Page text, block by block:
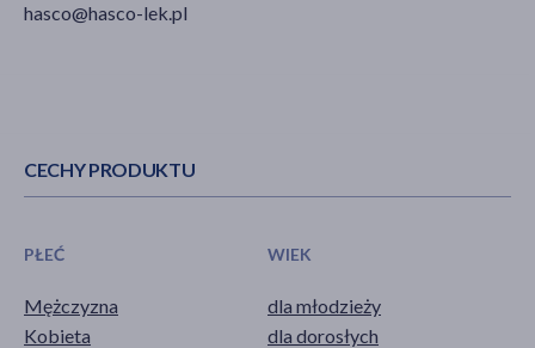
hasco@hasco-lek.pl
CECHY PRODUKTU
PŁEĆ
Mężczyzna
Kobieta
WIEK
dla młodzieży
dla dorosłych